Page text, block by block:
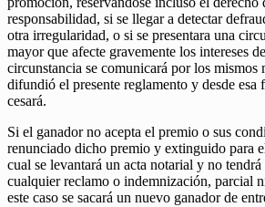
responsabilidad, si se llegar a detectar
otra irregularidad, o si se presentara una
mayor que afecte gravemente los intereses
circunstancia se comunicará por los mismos
difundió el presente reglamento y desde esa
cesará.
Si el ganador no acepta el premio o sus
renunciado dicho premio y extinguido para
cual se levantará un acta notarial y no
cualquier reclamo o indemnización, parcial
este caso se sacará un nuevo ganador de